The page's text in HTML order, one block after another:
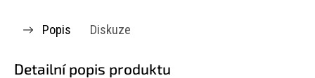
Popis Diskuze
Detailní popis produktu